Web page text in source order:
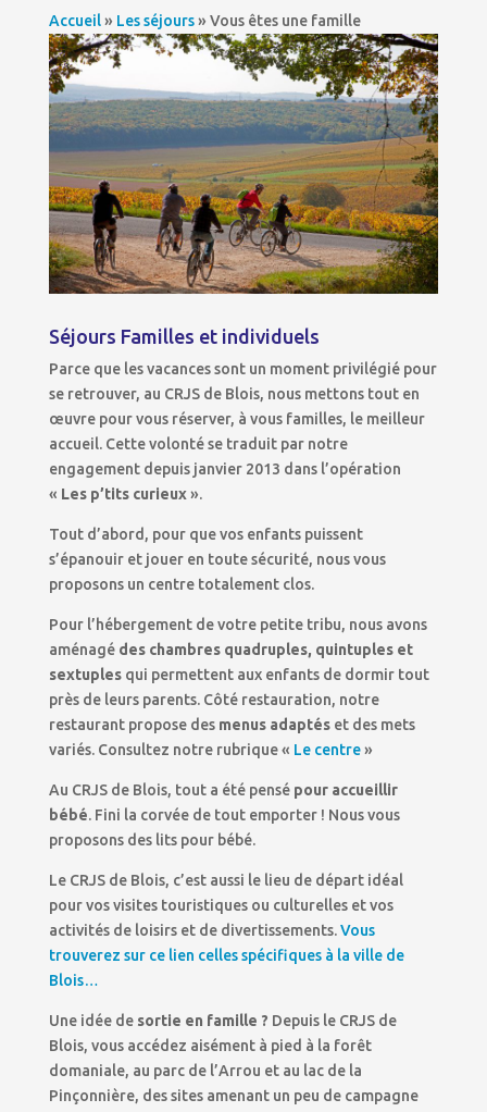
Accueil» Les séjours» Vous êtes une famille
Séjours Familles et individuels
Parce que les vacances sont un moment privilégié pour
se retrouver, au CRJS de Blois, nous mettons tout en
œuvre pour vous réserver, à vous familles, le meilleur
accueil. Cette volonté se traduit par notre
engagement depuis janvier 2013 dans l’opération
« Les p’tits curieux».
Tout d’abord, pour que vos enfants puissent
s’épanouir et jouer en toute sécurité, nous vous
proposons un centre totalement clos.
Pour l’hébergement de votre petite tribu, nous avons
aménagé des chambres quadruples, quintuples et
sextuplesqui permettent aux enfants de dormir tout
près de leurs parents. Côté restauration, notre
restaurant propose des menus adaptéset des mets
variés. Consultez notre rubrique « Le centre»
Au CRJS de Blois, tout a été pensé pour accueillir
bébé. Fini la corvée de tout emporter ! Nous vous
proposons des lits pour bébé.
Le CRJS de Blois, c’est aussi le lieu de départ idéal
pour vos visites touristiques ou culturelles et vos
activités de loisirs et de divertissements.Vous
trouverez sur ce lien celles spécifiques à la ville de
Blois…
Une idée de sortie en famille ? Depuis le CRJS de
Blois, vous accédez aisément à pied à la forêt
domaniale, au parc de l’Arrou et au lac de la
Pinçonnière, des sites amenant un peu de campagne